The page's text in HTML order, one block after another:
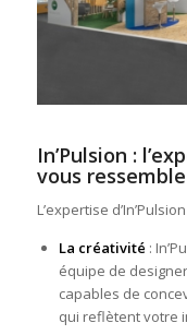
In’Pulsion :
vous ressemble
L’expertise
La créativité :
équipe de
capables de
qui reflètent votre